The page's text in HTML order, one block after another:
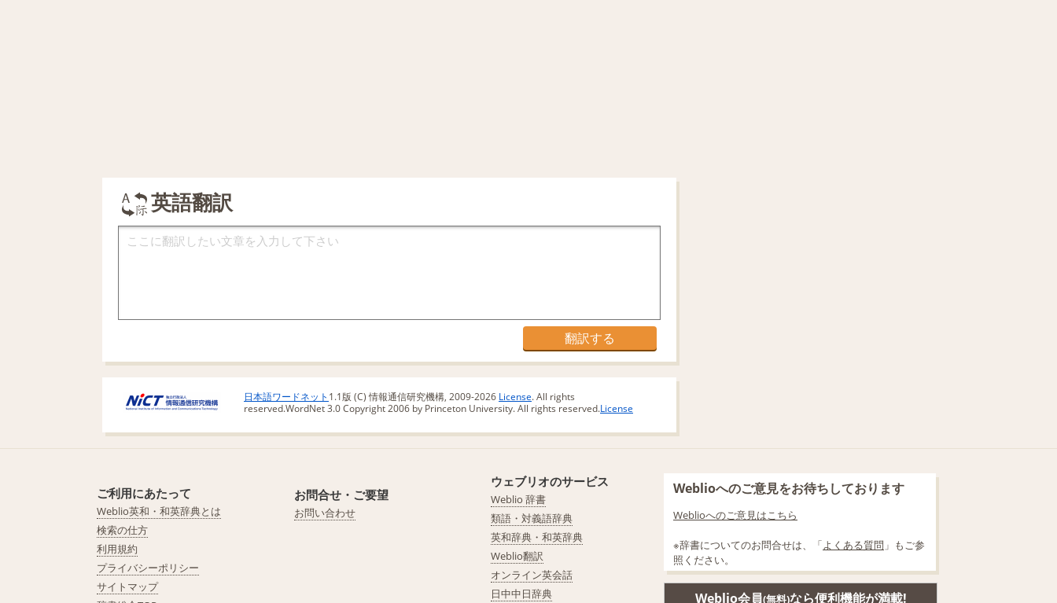
英語翻訳
日本語ワードネット 1.1版 (C) 情報通信研究機構, 2009-2026 License. All rights
reserved.WordNet 3.0 Copyright 2006 by Princeton University. All rights reserved.License
ご利用にあたって
Weblio英和・和英辞典とは
検索の仕方
利用規約
プライバシーポリシー
サイトマップ
お問合せ・ご要望
お問い合わせ
ウェブリオのサービス
Weblio 辞書
類語・対義語辞典
英和辞典・和英辞典
Weblio翻訳
オンライン英会話
日中中日辞典
Weblioへのご意見をお待ちしております
Weblioへのご意見はこちら
※辞書についてのお問合せは、「よくある質問 」もご参
照ください。
Weblio会員(無料)なら便利機能が満載!